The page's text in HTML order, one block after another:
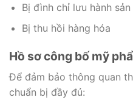
Bị đình chỉ lưu hành sản
Bị thu hồi hàng hóa
Hồ sơ công bố mỹ
Để đảm bảo thông quan
chuẩn bị đầy đủ: